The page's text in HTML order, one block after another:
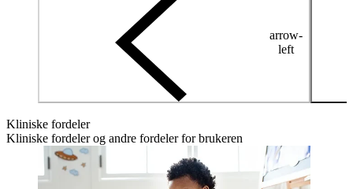
arrow-
left
Kliniske fordeler
Kliniske fordeler og andre fordeler for brukeren